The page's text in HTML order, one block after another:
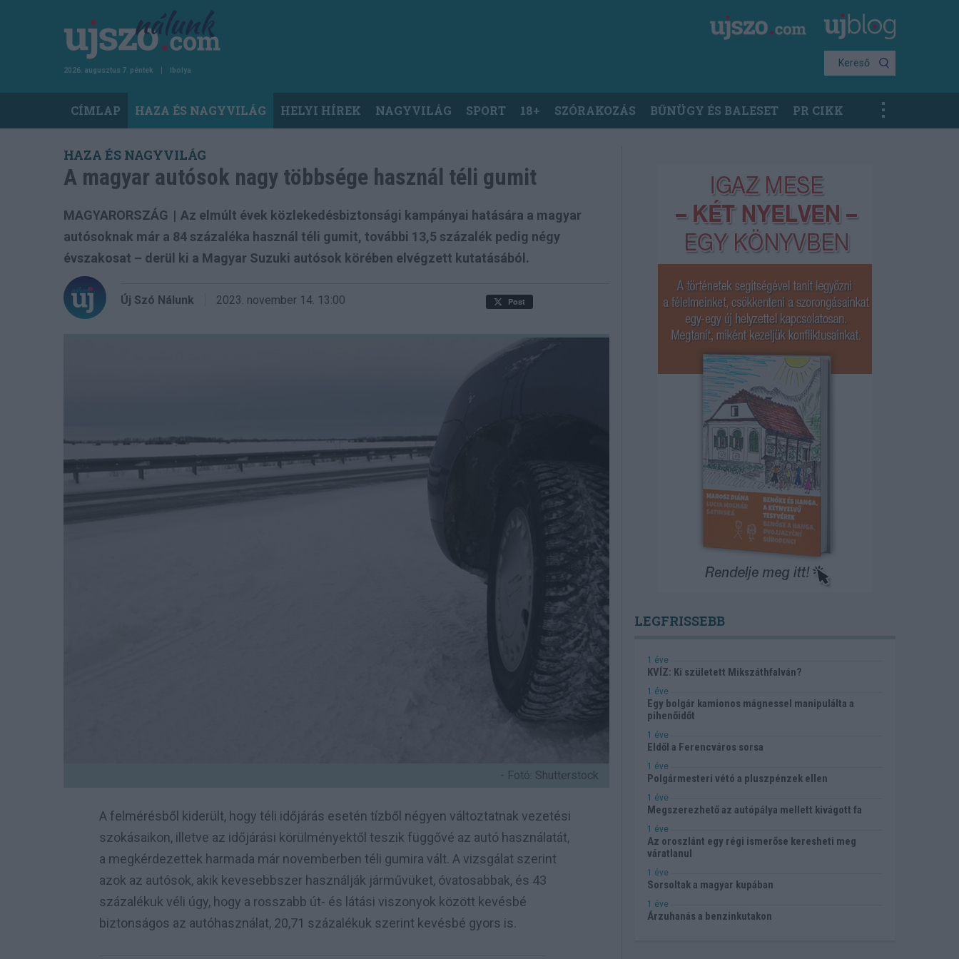
2026. augusztus 7. péntek Ibolya
Kereső
navigation
CÍMLAP HAZA ÉS NAGYVILÁG HELYI HÍREK NAGYVILÁG SPORT 18+ SZÓRAKOZÁS BŰNÜGY ÉS BALESET PR CIKK
HAZA ÉS NAGYVILÁG
A magyar autósok nagy többsége használ téli gumit
MAGYARORSZÁG | Az elmúlt évek közlekedésbiztonsági kampányai hatására a magyar
autósoknak már a 84 százaléka használ téli gumit, további 13,5 százalék pedig négy
évszakosat – derül ki a Magyar Suzuki autósok körében elvégzett kutatásából.
Új Szó Nálunk 2023. november 14. 13:00 Post
- Fotó: Shutterstock
A felmérésből kiderült, hogy téli időjárás esetén tízből négyen változtatnak vezetési
szokásaikon, illetve az időjárási körülményektől teszik függővé az autó használatát,
a megkérdezettek harmada már novemberben téli gumira vált. A vizsgálat szerint
azok az autósok, akik kevesebbszer használják járművüket, óvatosabbak, és 43
százalékuk véli úgy, hogy a rosszabb út- és látási viszonyok között kevésbé
biztonságos az autóhasználat, 20,71 százalékuk szerint kevésbé gyors is.
LEGFRISSEBB
1 éve
KVÍZ: Ki született Mikszáthfalván?
1 éve
Egy bolgár kamionos mágnessel manipulálta a
pihenőidőt
1 éve
Eldől a Ferencváros sorsa
1 éve
Polgármesteri vétó a pluszpénzek ellen
1 éve
Megszerezhető az autópálya mellett kivágott fa
1 éve
Az oroszlánt egy régi ismerőse keresheti meg
váratlanul
1 éve
Sorsoltak a magyar kupában
1 éve
Árzuhanás a benzinkutakon